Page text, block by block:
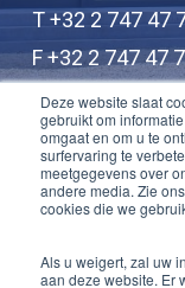
Deze website slaat
gebruikt om
omgaat en om u te
surfervaring te
meetgegevens over
andere media. Zie ons
cookies die we
Als u weigert, zal uw
aan deze website. Er
T +32 2 747 47
F +32 2 747 47
info@lauwers-